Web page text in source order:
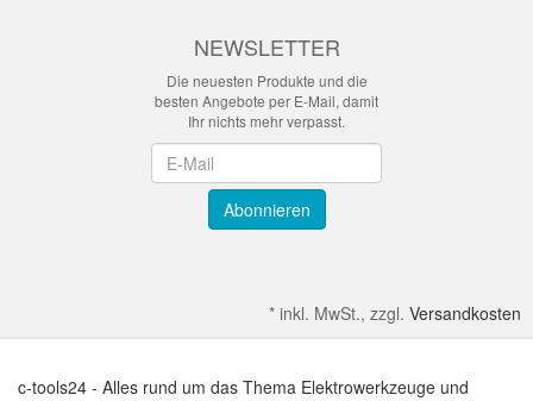
NEWSLETTER
Die neuesten Produkte und die
besten Angebote per E-Mail, damit
Ihr nichts mehr verpasst.
Abonnieren
* inkl. MwSt., zzgl. Versandkosten
c-tools24 - Alles rund um das Thema Elektrowerkzeuge und